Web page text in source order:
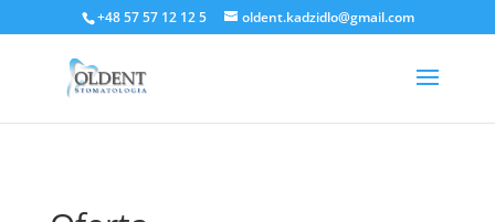
+48 57 57 12 12 5 oldent.kadzidlo@gmail.com